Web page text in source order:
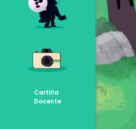
Cartilla
Docente